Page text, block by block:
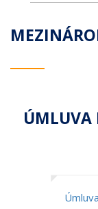
ÚMLUVA